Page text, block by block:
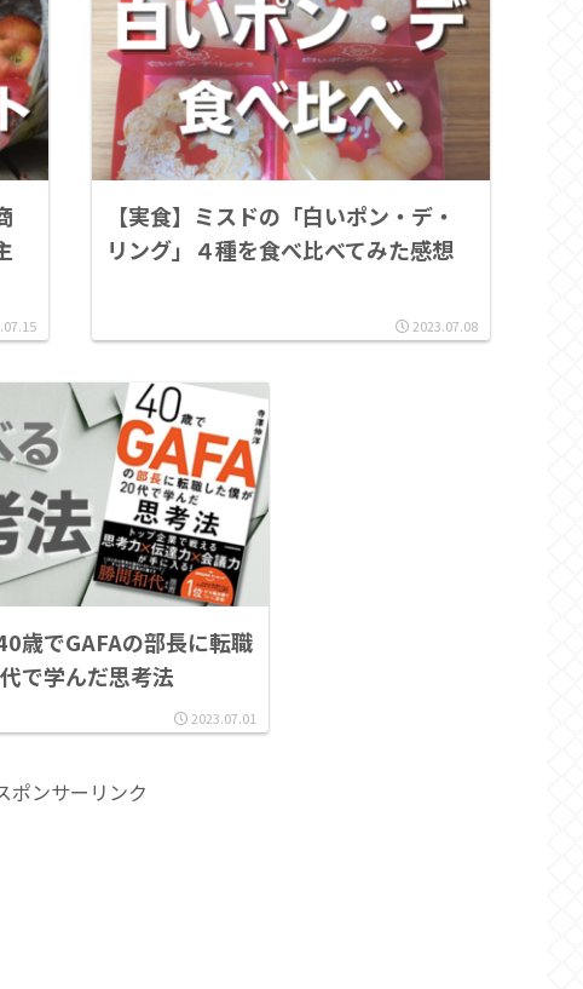
【実食】ミスドの「白いポン・デ・
リング」４種を食べ比べてみた感想
2023.07.08
歳でGAFAの部長に転職
で学んだ思考法
2023.07.01
ポンサーリンク